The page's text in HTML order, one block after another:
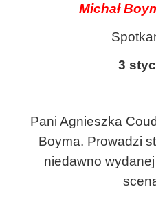
Michał
3
Pani Agnieszka
Boyma. Prowadzi
niedawno